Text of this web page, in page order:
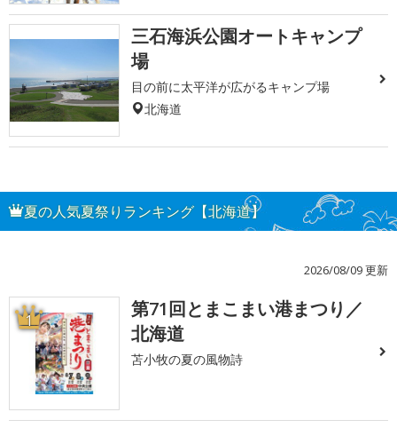
三石海浜公園オートキャンプ
場
目の前に太平洋が広がるキャンプ場
北海道
夏の人気夏祭りランキング【北海道】
2026/08/09 更新
1
第71回とまこまい港まつり／
北海道
苫小牧の夏の風物詩